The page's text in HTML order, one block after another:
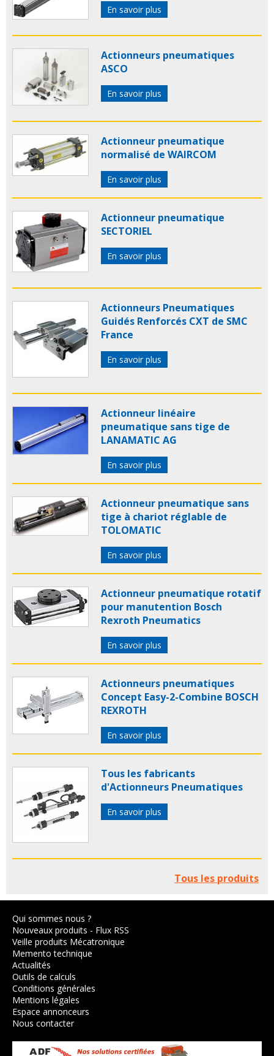
En savoir plus
Actionneurs pneumatiques
ASCO
En savoir plus
Actionneur pneumatique
normalisé de WAIRCOM
En savoir plus
Actionneur pneumatique
SECTORIEL
En savoir plus
Actionneurs Pneumatiques
Guidés Renforcés CXT de SMC
France
En savoir plus
Actionneur linéaire
pneumatique sans tige de
LANAMATIC AG
En savoir plus
Actionneur pneumatique sans
tige à chariot réglable de
TOLOMATIC
En savoir plus
Actionneur pneumatique rotatif
pour manutention Bosch
Rexroth Pneumatics
En savoir plus
Actionneurs pneumatiques
Concept Easy-2-Combine BOSCH
REXROTH
En savoir plus
Tous les fabricants
d'Actionneurs Pneumatiques
En savoir plus
Tous les produits
Qui sommes nous ?
Nouveaux produits - Flux RSS
Veille produits Mécatronique
Memento technique
Actualités
Outils de calculs
Conditions générales
Mentions légales
Espace annonceurs
Nous contacter